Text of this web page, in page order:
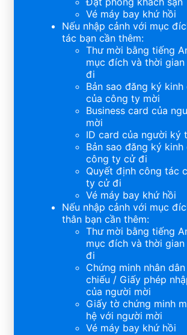
Vé máy bay khứ hồi
Nếu nhập cảnh với mục
tác bạn cần thêm:
Thư mời bằng tiếng
mục đích và thời gian
đi
Bản sao đăng ký kinh
của công ty mời
Business card của
mời
ID card của người ký
Bản sao đăng ký kinh
công ty cử đi
Quyết định công tác
ty cử đi
Vé máy bay khứ hồi
Nếu nhập cảnh với mục
thân bạn cần thêm:
Thư mời bằng tiếng
mục đích và thời gian
đi
Chứng minh nhân
chiếu / Giấy phép
của người mời
Giấy tờ chứng minh
hệ với người mời
Vé máy bay khứ hồi